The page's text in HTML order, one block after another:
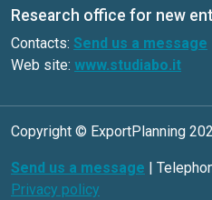
Research office for new
Contacts: Send us a message
Web site: www.studiabo.it
Copyright © ExportPlanning
Send us a message |
Privacy policy